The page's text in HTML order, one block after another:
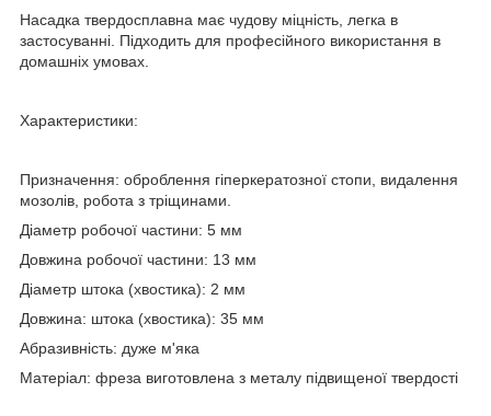
Насадка твердосплавна має чудову міцність, легка в
застосуванні. Підходить для професійного використання в
домашніх умовах.
Характеристики:
Призначення: оброблення гіперкератозної стопи, видалення
мозолів, робота з тріщинами.
Діаметр робочої частини: 5 мм
Довжина робочої частини: 13 мм
Діаметр штока (хвостика): 2 мм
Довжина: штока (хвостика): 35 мм
Абразивність: дуже м'яка
Матеріал: фреза виготовлена з металу підвищеної твердості